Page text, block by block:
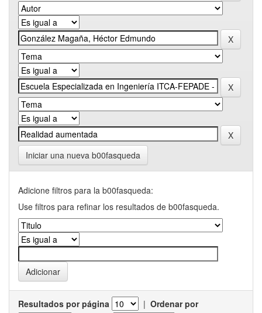
Iniciar una nueva b00fasqueda
Adicione filtros para la b00fasqueda:
Use filtros para refinar los resultados de b00fasqueda.
Resultados por página | Ordenar por